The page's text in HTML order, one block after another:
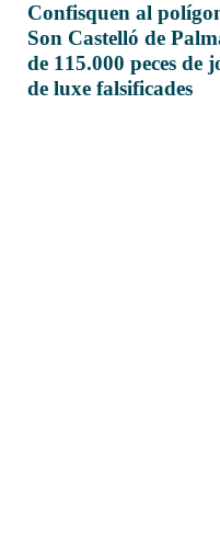
Confisquen al
Son Castelló de
de 115.000 peces de
de luxe falsificades